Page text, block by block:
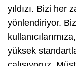
yıldızı. Bizi her
yönlendiriyor.
yüksek